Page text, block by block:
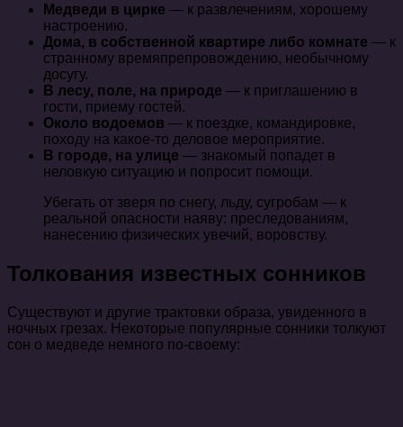
Медведи в цирке — к развлечениям, хорошему
настроению.
Дома, в собственной квартире либо комнате — к
странному времяпрепровождению, необычному
досугу.
В лесу, поле, на природе — к приглашению в
гости, приему гостей.
Около водоемов — к поездке, командировке,
походу на какое-то деловое мероприятие.
В городе, на улице — знакомый попадет в
неловкую ситуацию и попросит помощи.
Убегать от зверя по снегу, льду, сугробам — к
реальной опасности наяву: преследованиям,
нанесению физических увечий, воровству.
Толкования известных сонников
Существуют и другие трактовки образа, увиденного в
ночных грезах. Некоторые популярные сонники толкуют
сон о медведе немного по-своему: